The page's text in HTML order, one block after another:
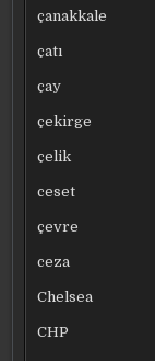
çanakkale
çatı
çay
çekirge
çelik
ceset
çevre
ceza
Chelsea
CHP